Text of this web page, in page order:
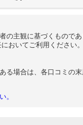
の主観に基づくもので
おいてご利用ください。
る場合は、各口コミの
。